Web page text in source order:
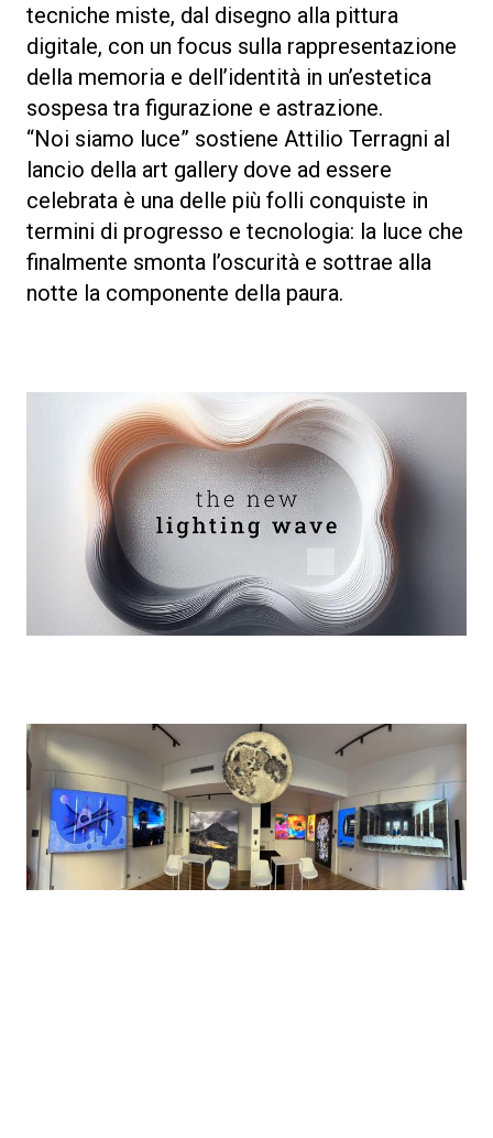
tecniche miste, dal disegno alla pittura
digitale, con un focus sulla rappresentazione
della memoria e dell’identità in un’estetica
sospesa tra figurazione e astrazione.
“Noi siamo luce” sostiene Attilio Terragni al
lancio della art gallery dove ad essere
celebrata è una delle più folli conquiste in
termini di progresso e tecnologia: la luce che
finalmente smonta l’oscurità e sottrae alla
notte la componente della paura.